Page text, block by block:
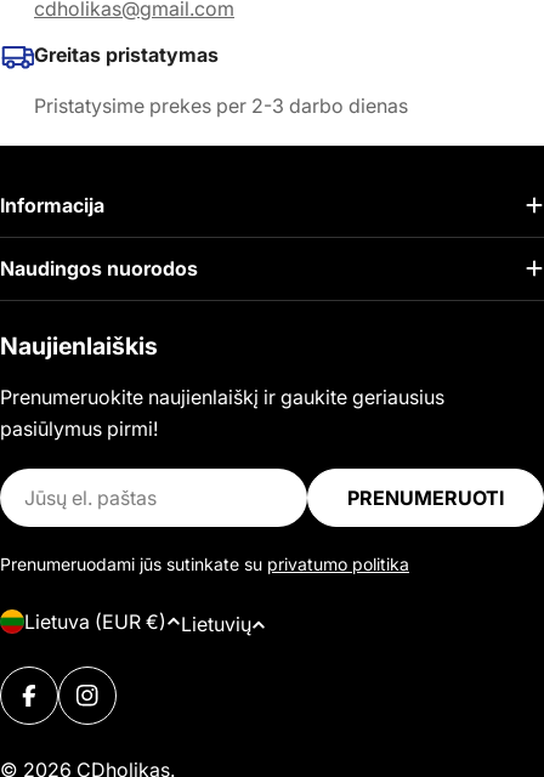
cdholikas@gmail.com
Greitas pristatymas
Pristatysime prekes per 2-3 darbo dienas
Naujienlaiškis
Prenumeruokite naujienlaiškį ir gaukite geriausius
pasiūlymus pirmi!
El.
paštas
PRENUMERUOTI
Prenumeruodami jūs sutinkate su privatumo politika
Informacija
Naudingos nuorodos
Š
l
i
Lietuva (EUR €)
K
Lietuvių
Mokėjimo
būdaiFACEBOOKINSTAGRAM
© 2026 CDholikas.